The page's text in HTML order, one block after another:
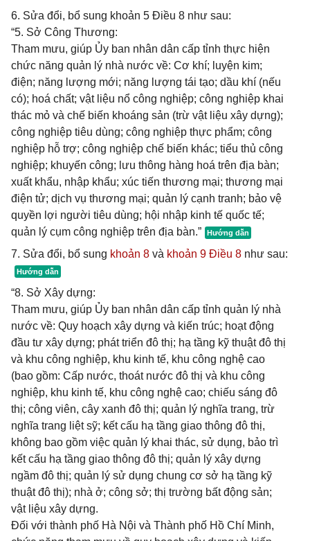
6. Sửa đổi, bổ sung khoản 5 Điều 8 như sau:
“5. Sở Công Thương:
Tham mưu, giúp Ủy ban nhân dân cấp tỉnh thực hiện
chức năng quản lý nhà nước về: Cơ khí; luyện kim;
điện; năng lượng mới; năng lượng tái tạo; dầu khí (nếu
có); hoá chất; vật liệu nổ công nghiệp; công nghiệp khai
thác mỏ và chế biến khoáng sản (trừ vật liệu xây dựng);
công nghiệp tiêu dùng; công nghiệp thực phẩm; công
nghiệp hỗ trợ; công nghiệp chế biến khác; tiểu thủ công
nghiệp; khuyến công; lưu thông hàng hoá trên địa bàn;
xuất khẩu, nhập khẩu; xúc tiến thương mại; thương mại
điện tử; dịch vụ thương mại; quản lý cạnh tranh; bảo vệ
quyền lợi người tiêu dùng; hội nhập kinh tế quốc tế;
quản lý cụm công nghiệp trên địa bàn.”
7. Sửa đổi, bổ sung khoản 8 và khoản 9 Điều 8 như sau:
“8. Sở Xây dựng:
Tham mưu, giúp Ủy ban nhân dân cấp tỉnh quản lý nhà
nước về: Quy hoạch xây dựng và kiến trúc; hoạt động
đầu tư xây dựng; phát triển đô thị; hạ tầng kỹ thuật đô thị
và khu công nghiệp, khu kinh tế, khu công nghệ cao
(bao gồm: Cấp nước, thoát nước đô thị và khu công
nghiệp, khu kinh tế, khu công nghệ cao; chiếu sáng đô
thị; công viên, cây xanh đô thị; quản lý nghĩa trang, trừ
nghĩa trang liệt sỹ; kết cấu hạ tầng giao thông đô thị,
không bao gồm việc quản lý khai thác, sử dụng, bảo trì
kết cấu hạ tầng giao thông đô thị; quản lý xây dựng
ngầm đô thị; quản lý sử dụng chung cơ sở hạ tầng kỹ
thuật đô thị); nhà ở; công sở; thị trường bất động sản;
vật liệu xây dựng.
Đối với thành phố Hà Nội và Thành phố Hồ Chí Minh,